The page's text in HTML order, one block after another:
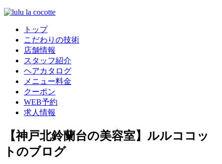
トップ
こだわりの技術
店舗情報
スタッフ紹介
ヘアカタログ
メニュー料金
クーポン
WEB予約
求人情報
【神戸北鈴蘭台の美容室】ルルココッ
トのブログ